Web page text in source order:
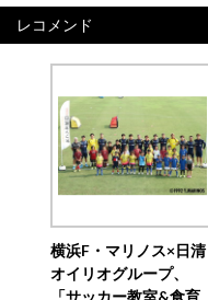
レコメンド
横浜F・マリノス×日清
オイリオグループ、